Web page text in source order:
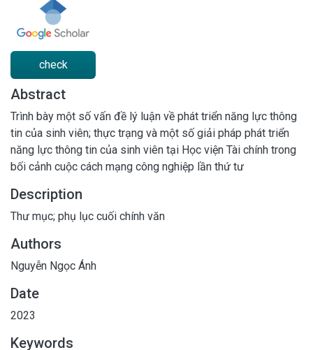
check
Abstract
Trình bày một số vấn đề lý luận về phát triển năng lực thông
tin của sinh viên; thực trạng và một số giải pháp phát triển
năng lực thông tin của sinh viên tại Học viện Tài chính trong
bối cảnh cuộc cách mạng công nghiệp lần thứ tư
Description
Thư mục; phụ lục cuối chính văn
Authors
Nguyễn Ngọc Ánh
Date
2023
Keywords